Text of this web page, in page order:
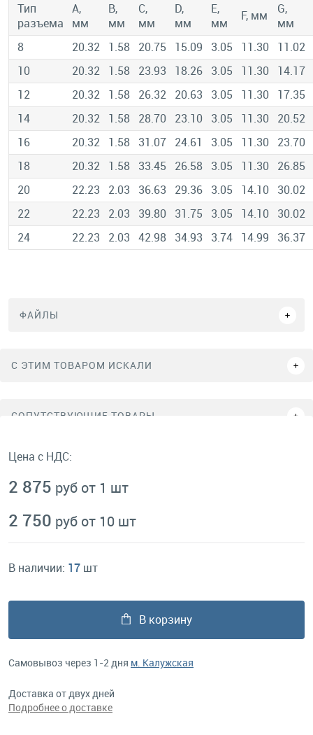
Тип
разъема
A,
мм
B,
мм
C,
мм
D,
мм
E,
мм
F, мм
G,
мм
8
20.32 1.58 20.75 15.09 3.05 11.30
11.02
10
20.32 1.58 23.93 18.26 3.05 11.30
14.17
12
20.32 1.58 26.32 20.63 3.05 11.30
17.35
14
20.32 1.58 28.70 23.10 3.05 11.30
20.52
16
20.32 1.58 31.07 24.61 3.05 11.30
23.70
18
20.32 1.58 33.45 26.58 3.05 11.30
26.85
20
22.23 2.03 36.63 29.36 3.05 14.10
30.02
22
22.23 2.03 39.80 31.75 3.05 14.10
30.02
24
22.23 2.03 42.98 34.93 3.74 14.99 36.37
ФАЙЛЫ
C ЭТИМ ТОВАРОМ ИСКАЛИ
СОПУТСТВУЮЩИЕ ТОВАРЫ
Цена с НДС:
2 875 руб от 1 шт
2 750 руб от 10 шт
В наличии: 17 шт
В корзину
Самовывоз через 1-2 дня м. Калужская
Доставка от двух дней
Подробнее о доставке